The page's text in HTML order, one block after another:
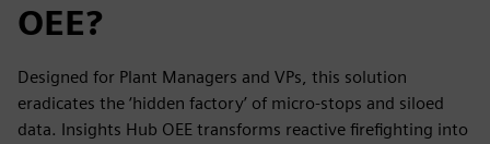
OEE?
Designed for Plant Managers and VPs, this solution
eradicates the ‘hidden factory’ of micro-stops and siloed
data. Insights Hub OEE transforms reactive firefighting into